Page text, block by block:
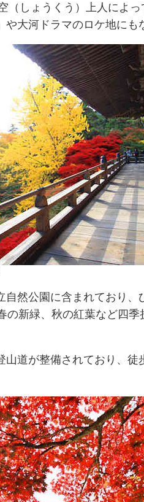
（しょうくう）上人によっ
大河ドラマのロケ地にも
自然公園に含まれており、
の新緑、秋の紅葉など四季
山道が整備されており、徒